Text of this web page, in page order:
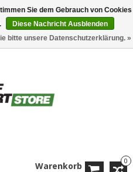
0
Warenkorb
Sie dem Gebrauch von Cookies
Diese Nachricht Ausblenden
bitte unsere Datenschutzerklärung. »